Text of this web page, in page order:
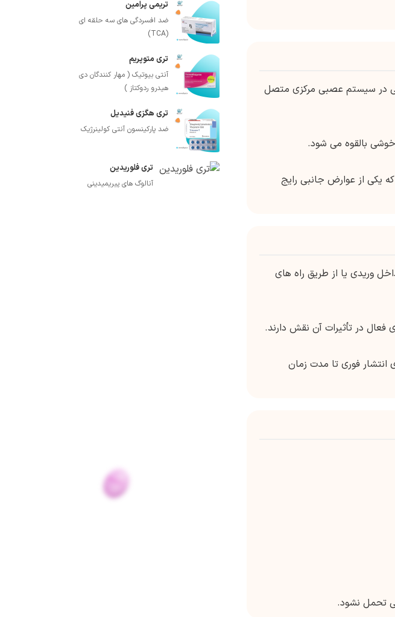
در سیستم عصبی مرکزی متصل
بالقوه می شود.
یکی از عوارض جانبی رایج
وریدی یا از طریق راه های
فعال در تأثیرات آن نقش دارند.
فوری تا مدت زمان
تحمل نشود.
تریمی پرامین
ضد افسردگی های سه حلقه ای
(TCA)
تری متوپریم
آنتی بیوتیک ( مهار کنندگان دی
هیدرو ردوکتاز )
تری هگزی فنیدیل
ضد پارکینسون آنتی کولینرژیک
تری فلوریدین
آنالوگ های پیریمیدینی